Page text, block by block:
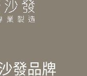
發品牌